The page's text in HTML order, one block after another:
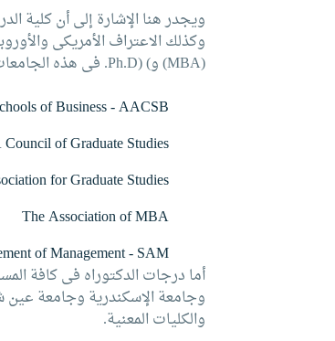
ويجدر هنا الإشارة إلى أن كلية
(MBA) و) (Ph.D. فى هذه الجامعات، كما أن الكلية عضو فى الجمعيات العلمية التالية على المستوى الدولى:
of Business - AACSB
of Graduate Studies
for Graduate Studies
The Association of MBA
of Management - SAM
أما درجات الدكتوراه فى كافة
وجامعة الإسكندرية وجامعة عين
والكليات المعنية.